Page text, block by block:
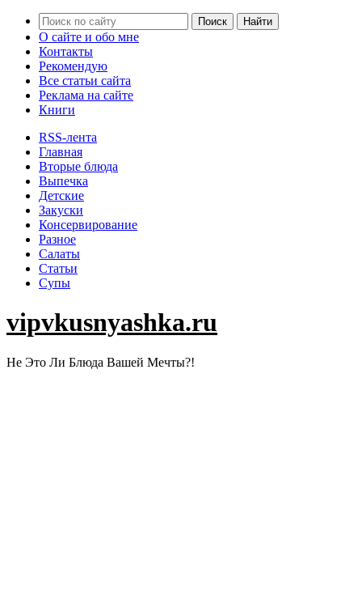
О сайте и обо мне
Контакты
Рекомендую
Все статьи сайта
Реклама на сайте
Книги
RSS-лента
Главная
Вторые блюда
Выпечка
Детские
Закуски
Консервирование
Разное
Салаты
Статьи
Супы
vipvkusnyashka.ru
Не Это Ли Блюда Вашей Мечты?!